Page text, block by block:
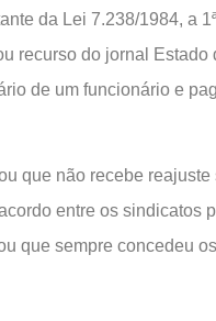
da Lei 7.238/1984, a
recurso do jornal
de um funcionário e
que não recebe
entre os sindicatos
que sempre concedeu